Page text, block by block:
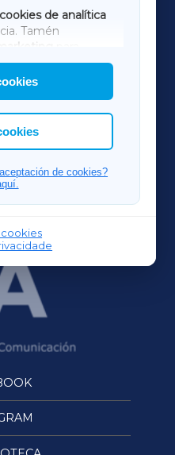
cookies de analítica
Tamén
a elección das
de cookies?